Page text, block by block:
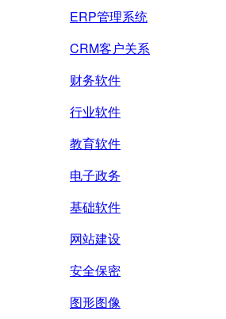
ERP管理系统
CRM客户关系
财务软件
行业软件
教育软件
电子政务
基础软件
网站建设
安全保密
图形图像